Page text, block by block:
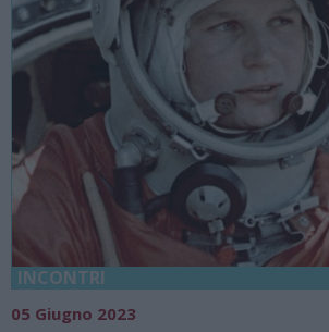
INCONTRI
05 Giugno 2023